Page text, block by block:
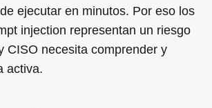
ejecutar en minutos. Por eso los
injection representan un riesgo
CISO necesita comprender y
activa.